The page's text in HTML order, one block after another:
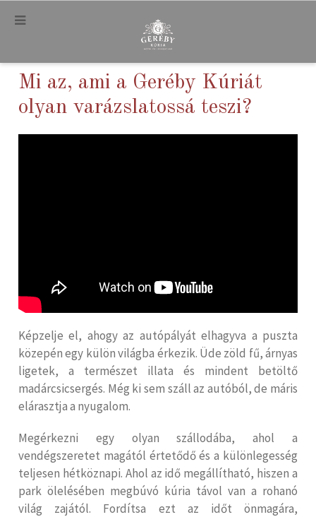
.
Mi az, ami a Geréby Kúriát
olyan varázslatossá teszi?
Képzelje el, ahogy az autópályát elhagyva a puszta
közepén egy külön világba érkezik. Üde zöld fű, árnyas
ligetek, a természet illata és mindent betöltő
madárcsicsergés. Még ki sem száll az autóból, de máris
elárasztja a nyugalom.
Megérkezni egy olyan szállodába, ahol a
vendégszeretet magától értetődő és a különlegesség
teljesen hétköznapi. Ahol az idő megállítható, hiszen a
park ölelésében megbúvó kúria távol van a rohanó
világ zajától. Fordítsa ezt az időt önmagára,